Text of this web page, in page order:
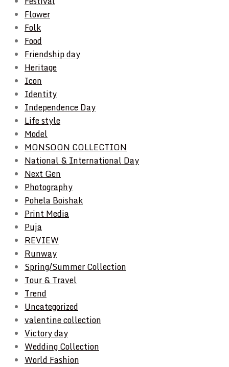
Flower
Folk
Food
Friendship day
Heritage
Icon
Identity
Independence Day
Life style
Model
MONSOON COLLECTION
National & International Day
Next Gen
Photography
Pohela Boishak
Print Media
Puja
REVIEW
Runway
Spring/Summer Collection
Tour & Travel
Trend
Uncategorized
valentine collection
Victory day
Wedding Collection
World Fashion